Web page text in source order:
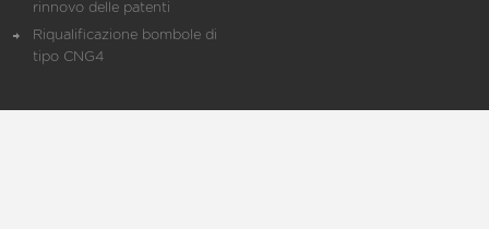
rinnovo delle patenti
Riqualificazione bombole di
tipo CNG4